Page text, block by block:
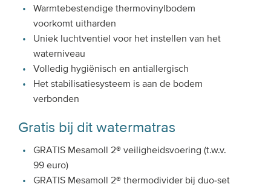
Warmtebestendige thermovinylbodem
voorkomt uitharden
Uniek luchtventiel voor het instellen van het
waterniveau
Volledig hygiënisch en antiallergisch
Het stabilisatiesysteem is aan de bodem
verbonden
Gratis bij dit watermatras
GRATIS Mesamoll 2® veiligheidsvoering (t.w.v.
99 euro)
GRATIS Mesamoll 2® thermodivider bij duo-set